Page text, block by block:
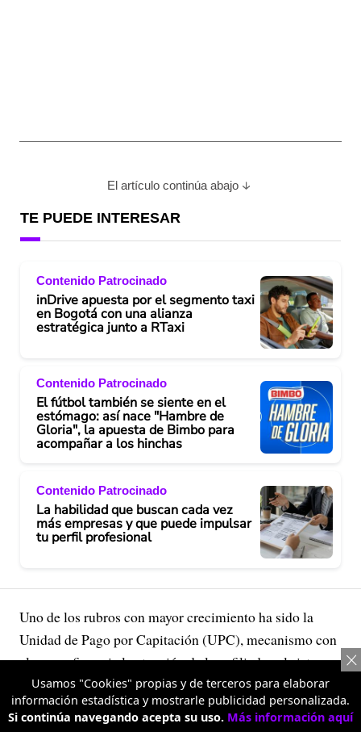
El artículo continúa abajo
TE PUEDE INTERESAR
Contenido Patrocinado
inDrive apuesta por el segmento taxi
en Bogotá con una alianza
estratégica junto a RTaxi
Contenido Patrocinado
El fútbol también se siente en el
estómago: así nace "Hambre de
Gloria", la apuesta de Bimbo para
acompañar a los hinchas
Contenido Patrocinado
La habilidad que buscan cada vez
más empresas y que puede impulsar
tu perfil profesional
Uno de los rubros con mayor crecimiento ha sido la
Unidad de Pago por Capitación (UPC), mecanismo con
el que se financia la atención de los afiliados al sistema.
Mientras en 2022 se reconocieron $62,4 billones a las
EPS por este concepto, en 2025 la cifra llegó a $89,5
Usamos "Cookies" propias y de terceros para elaborar
información estadística y mostrarle publicidad personalizada.
Si continúa navegando acepta su uso. Más información aquí